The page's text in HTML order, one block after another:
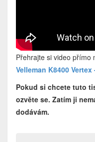
Přehrajte si video přímo
Velleman K8400 Vertex
Pokud si chcete tuto
ozvěte se. Zatím ji
dodávám.